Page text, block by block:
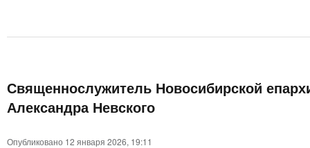
Священнослужитель Новосибирской
Александра Невского
Опубликовано 12 января 2026, 19:11